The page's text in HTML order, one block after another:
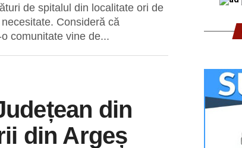
de spitalul din localitate ori de
Consideră că
comunitate vine de...
din
din Argeș